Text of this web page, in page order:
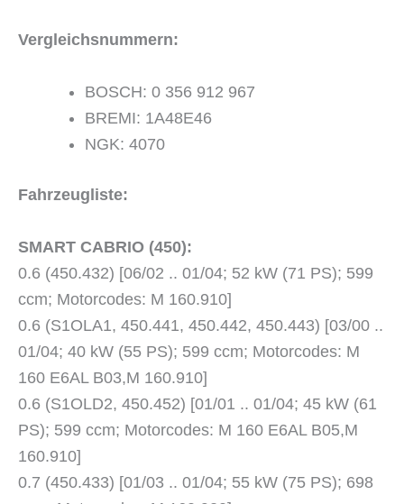
Vergleichsnummern:
BOSCH: 0 356 912 967
BREMI: 1A48E46
NGK: 4070
Fahrzeugliste:
SMART CABRIO (450):
0.6 (450.432) [06/02 .. 01/04; 52 kW (71 PS); 599
ccm; Motorcodes: M 160.910]
0.6 (S1OLA1, 450.441, 450.442, 450.443) [03/00 ..
01/04; 40 kW (55 PS); 599 ccm; Motorcodes: M
160 E6AL B03,M 160.910]
0.6 (S1OLD2, 450.452) [01/01 .. 01/04; 45 kW (61
PS); 599 ccm; Motorcodes: M 160 E6AL B05,M
160.910]
0.7 (450.433) [01/03 .. 01/04; 55 kW (75 PS); 698